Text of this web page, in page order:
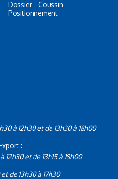
Dossier - Coussin -
Positionnement
à 12h30 et de 13h30 à 18h00
:
et de 13h15 à 18h00
de 13h30 à 17h30